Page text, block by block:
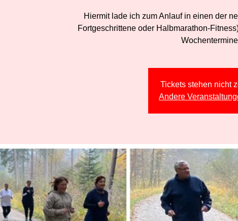
Hiermit lade ich zum Anlauf in einen der
Fortgeschrittene oder Halbmarathon-
Tickets stehen nicht
Andere